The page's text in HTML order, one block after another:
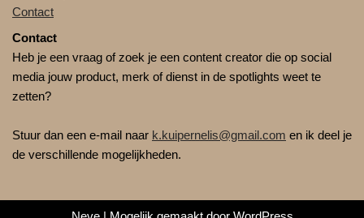
Contact
Contact
Heb je een vraag of zoek je een content creator die op social
media jouw product, merk of dienst in de spotlights weet te
zetten?
Stuur dan een e-mail naar k.kuipernelis@gmail.com en ik deel je
de verschillende mogelijkheden.